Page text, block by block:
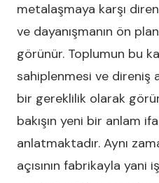
metalaşmaya karşı
ve dayanışmanın ön
görünür. Toplumun bu
sahiplenmesi ve direniş
bir gereklilik olarak
bakışın yeni bir anlam
anlatmaktadır. Aynı
açısının fabrikayla